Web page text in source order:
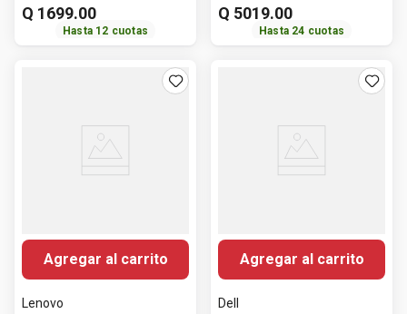
Q 1699.00
Hasta 12 cuotas
(39.62 cm)
Q 5019.00
Hasta 24 cuotas
Agregar al carrito
Lenovo
Agregar al carrito
Dell